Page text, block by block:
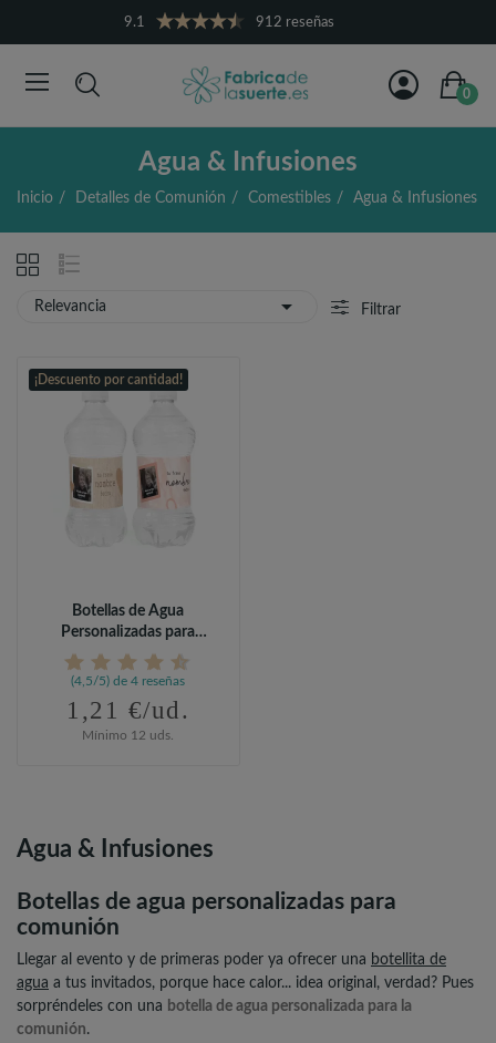
9.1 912 reseñas
0
Agua & Infusiones
Inicio Detalles de Comunión Comestibles Agua & Infusiones
Relevancia  Filtrar
¡Descuento por cantidad!
Botellas de Agua
Personalizadas para
Comunión
(4,5/5) de 4 reseñas
1,21 €/ud.
Mínimo 12 uds.
Agua & Infusiones
Botellas de agua personalizadas para
comunión
Llegar al evento y de primeras poder ya ofrecer una botellita de
agua a tus invitados, porque hace calor... idea original, verdad? Pues
sorpréndeles con una botella de agua personalizada para la
comunión.